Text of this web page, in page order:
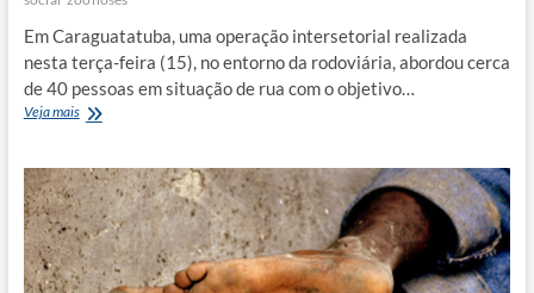
Em Caraguatatuba, uma operação intersetorial realizada
nesta terça-feira (15), no entorno da rodoviária, abordou cerca
de 40 pessoas em situação de rua com o objetivo…
Veja maisAção
pessoas
em
situação
de
rua
e